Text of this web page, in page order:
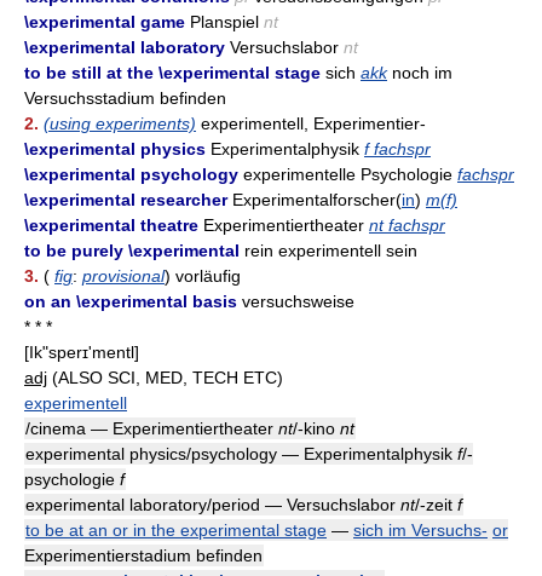
\experimental game Planspiel nt
\experimental laboratory Versuchslabor nt
to be still at the \experimental stage sich akknoch im
Versuchsstadium befinden
2. (using experiments) experimentell, Experimentier-
\experimental physics Experimentalphysik f fachspr
\experimental psychology experimentelle Psychologie fachspr
\experimental researcherExperimentalforscher(in) m(f)
\experimental theatre Experimentiertheater nt fachspr
to be purely \experimental rein experimentell sein
3. ( fig: provisional) vorläufig
on an \experimental basis versuchsweise
* * *
[Ik"sperɪ'mentl]
adj (ALSO SCI, MED, TECH ETC)
experimentell
/cinema — Experimentiertheater nt/-kino nt
experimental physics/psychology — Experimentalphysik f/-
psychologie f
experimental laboratory/period — Versuchslabor nt/-zeit f
to be at an or in the experimental stage — sich im Versuchs- or
Experimentierstadium befinden